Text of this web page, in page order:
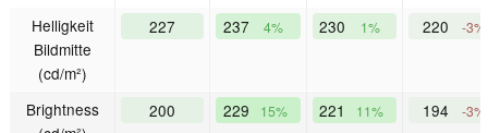
Helligkeit
Bildmitte
(cd/m²)
227 237 4% 230 1% 220 -3%
Brightness
200 229 15% 221 11% 194 -3%